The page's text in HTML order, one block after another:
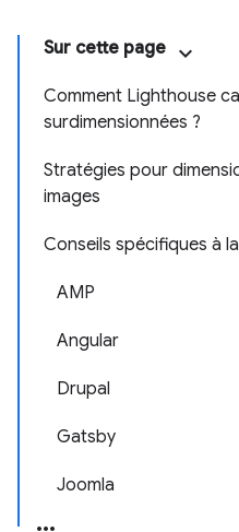
Sur cette page
Comment Lighthouse
surdimensionnées ?
Stratégies pour
images
Conseils spécifiques à
AMP
Angular
Drupal
Gatsby
Joomla